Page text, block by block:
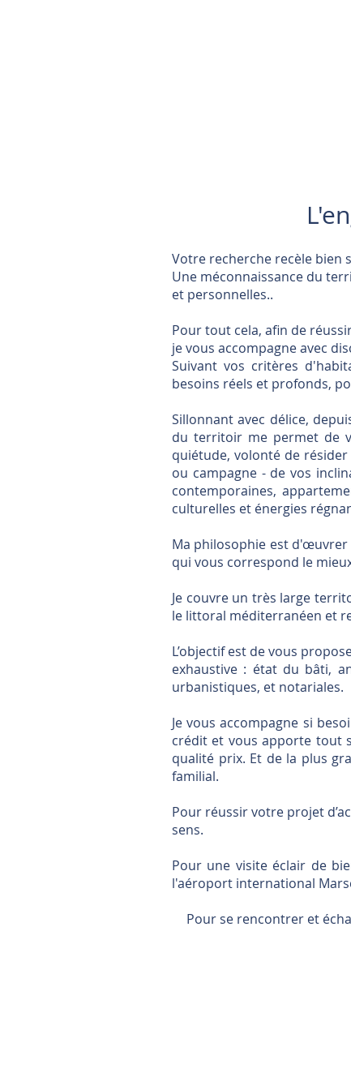
Votre recherche recèle bien
Une méconnaissance du
et personnelles..
Pour tout cela, afin de
je vous accompagne avec
Suivant vos critères
besoins réels et profonds,
Sillonnant avec délice,
du territoir me permet de
quiétude, volonté de
ou campagne - de vos
contemporaines,
culturelles et énergies
Ma philosophie est
qui vous correspond le
Je couvre un très large
le littoral méditerranéen et
L’objectif est de vous
exhaustive : état du bâti,
urbanistiques, et notariales.
Je vous accompagne si
crédit et vous apporte tout
qualité prix. Et de la plus
familial.
Pour réussir votre projet
sens.
Pour une visite éclair de
l'aéroport international
Pour se rencontrer et